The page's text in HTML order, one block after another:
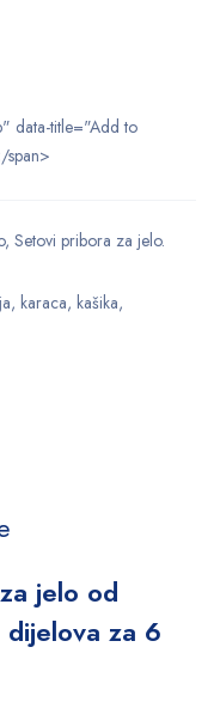
data-title="Add to
, Setovi pribora za jelo.
, karaca, kašika,
jelo od
za 6